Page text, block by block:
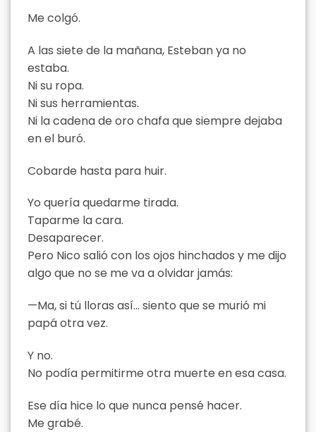
Me colgó.
A las siete de la mañana, Esteban ya no
estaba.
Ni su ropa.
Ni sus herramientas.
Ni la cadena de oro chafa que siempre dejaba
en el buró.
Cobarde hasta para huir.
Yo quería quedarme tirada.
Taparme la cara.
Desaparecer.
Pero Nico salió con los ojos hinchados y me dijo
algo que no se me va a olvidar jamás:
—Ma, si tú lloras así… siento que se murió mi
papá otra vez.
Y no.
No podía permitirme otra muerte en esa casa.
Ese día hice lo que nunca pensé hacer.
Me grabé.